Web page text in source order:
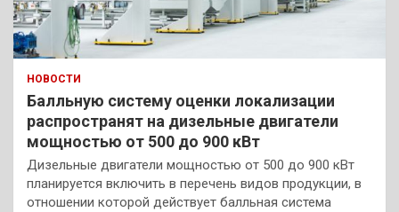
НОВОСТИ
Балльную систему оценки локализации
распространят на дизельные двигатели
мощностью от 500 до 900 кВт
Дизельные двигатели мощностью от 500 до 900 кВт
планируется включить в перечень видов продукции, в
отношении которой действует балльная система